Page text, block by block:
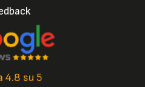
4.8 su 5